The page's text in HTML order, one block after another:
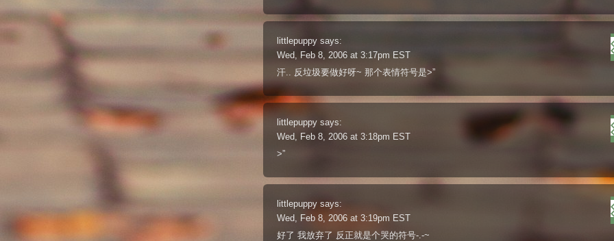
littlepuppy says:
Wed, Feb 8, 2006 at 3:17pm EST
汗.. 反垃圾要做好呀~ 那个表情符号是>”
littlepuppy says:
Wed, Feb 8, 2006 at 3:18pm EST
>”
littlepuppy says:
Wed, Feb 8, 2006 at 3:19pm EST
好了 我放弃了 反正就是个哭的符号-.-~